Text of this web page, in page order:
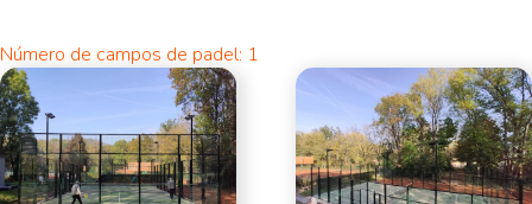
Número de campos de padel: 1